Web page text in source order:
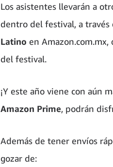
Los asistentes llevarán a
dentro del festival, a través
Latino en
del festival.
¡Y este año viene con aún
Amazon Prime, podrán
Además de tener envíos
gozar de: